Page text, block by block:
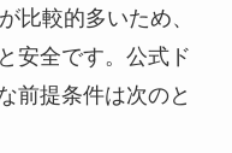
比較的多いため、
安全です。公式ド
前提条件は次のと